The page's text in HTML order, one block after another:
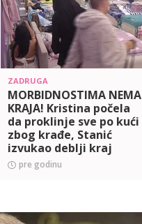
ZADRUGA
MORBIDNOSTIMA NEMA
KRAJA! Kristina počela
da proklinje sve po kući
zbog krađe, Stanić
izvukao deblji kraj
(VIDEO)
pre godinu